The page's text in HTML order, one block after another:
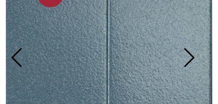
Butikker
Proff
Prosjekt
Still et spørsmål